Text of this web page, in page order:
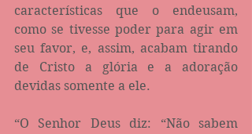
características que o endeusam,
como se tivesse poder para agir em
seu favor, e, assim, acabam tirando
de Cristo a glória e a adoração
devidas somente a ele.
“O Senhor Deus diz: “Não sabem